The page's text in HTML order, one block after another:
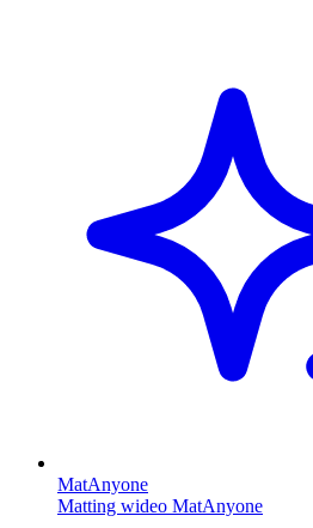
MatAnyone
Matting wideo MatAnyone